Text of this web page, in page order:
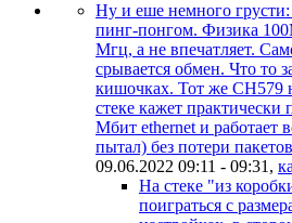
Ну и еше немного
пинг-понгом. Физика
Мгц, а не впечатляет.
срывается обмен. Что то
кишочках. Тот же CH579
стеке кажет практически
Мбит ethernet и работает
пытал) без потери
09.06.2022 09:11 - 09:31 ,
На стеке "из
поиграться с